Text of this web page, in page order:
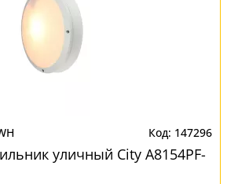
147296
уличный City A8154PF-